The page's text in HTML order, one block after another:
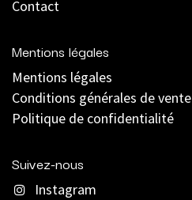
Contact
Mentions légales
Mentions légales
Conditions générales de vente
Politique de confidentialité
Suivez-nous
Instagram